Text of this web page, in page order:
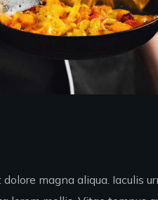
magna aliqua. Iaculis